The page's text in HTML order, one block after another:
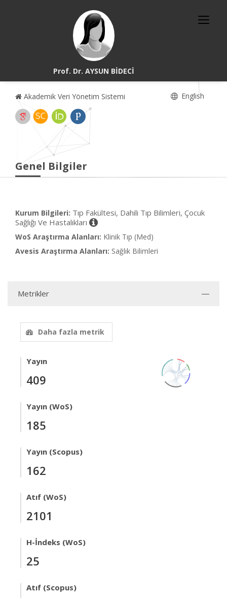
Prof. Dr. AYSUN BİDECİ
Akademik Veri Yönetim Sistemi English
Genel Bilgiler
Kurum Bilgileri: Tıp Fakültesi, Dahili Tıp Bilimleri, Çocuk
Sağlığı Ve Hastalıkları
WoS Araştırma Alanları: Klinik Tıp (Med)
Avesis Araştırma Alanları: Sağlık Bilimleri
Metrikler
Daha fazla metrik
Yayın
409
Yayın (WoS)
185
Yayın (Scopus)
162
Atıf (WoS)
2101
H-İndeks (WoS)
25
Atıf (Scopus)